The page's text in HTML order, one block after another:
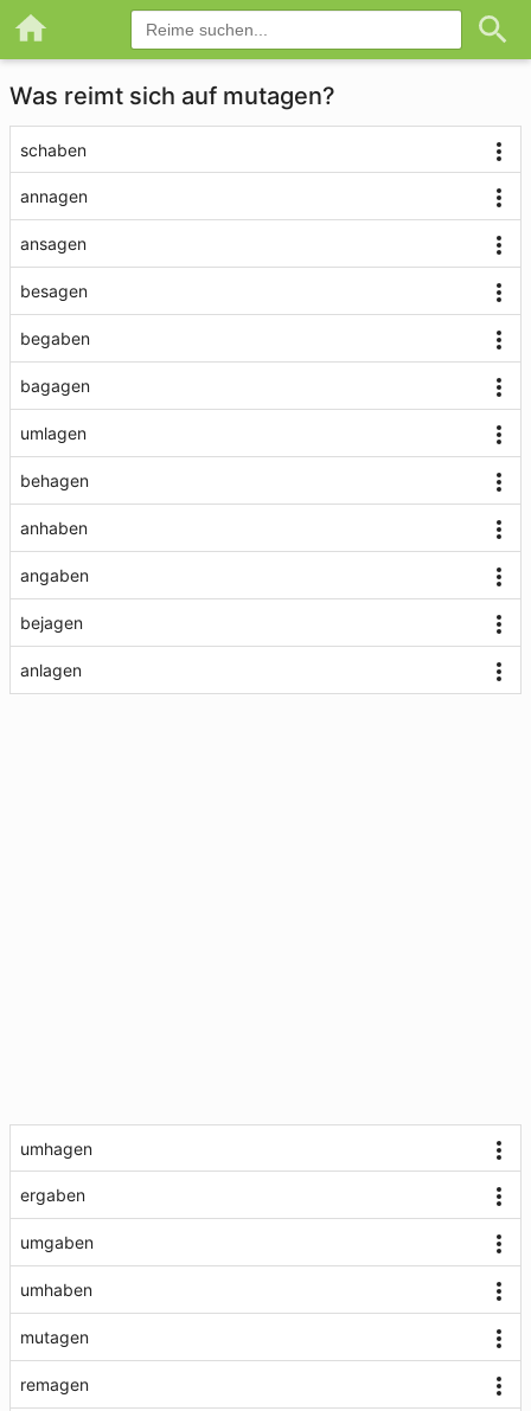
Was reimt sich auf mutagen?
schaben
annagen
ansagen
besagen
begaben
bagagen
umlagen
behagen
anhaben
angaben
bejagen
anlagen
umhagen
ergaben
umgaben
umhaben
mutagen
remagen